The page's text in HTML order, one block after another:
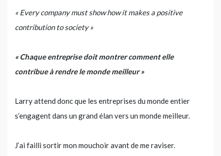
« Every company must show how it makes a positive
contribution to society »
« Chaque entreprise doit montrer comment elle
contribue à rendre le monde meilleur »
Larry attend donc que les entreprises du monde entier
s’engagent dans un grand élan vers un monde meilleur.
J’ai failli sortir mon mouchoir avant de me raviser.